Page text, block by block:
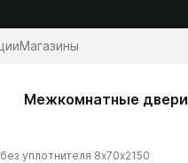
Магазины
Межкомнатные двери
уплотнителя 8х70х2150